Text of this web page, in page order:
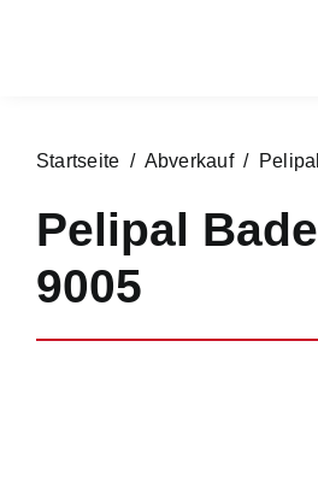
Startseite / Abverkauf/ Pelipal
Pelipal
9005